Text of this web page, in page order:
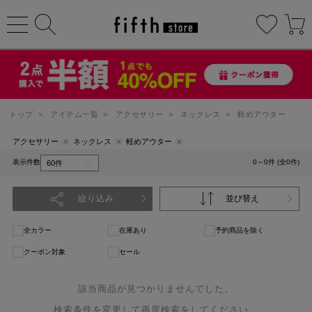
トップ > アイテム一覧 > アクセサリー > ネックレス > 軽めアウター
アクセサリー ネックレス 軽めアウター
表示件数 0～0件 (全0件)
絞り込み 並び替え
全カラー 在庫あり 予約商品を除く
クーポン対象 セール
該当商品が見つかりませんでした。
検索条件を変更して再度検索をしてください。